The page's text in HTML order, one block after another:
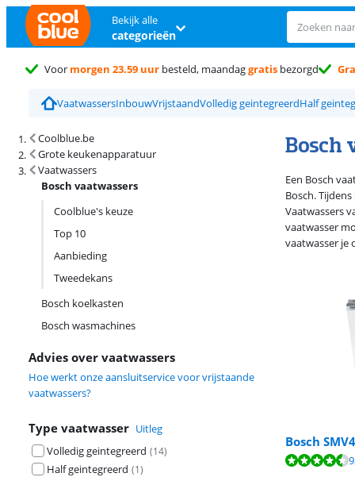
Bekijk alle
categorieën
Voor morgen 23.59 uur besteld, maandaggratis bezorgd
VaatwassersInbouwVrijstaandVolledig geintegreerdHalf
Coolblue.be
Grote keukenapparatuur
Vaatwassers
Bosch vaatwassers
Coolblue's keuze
Top 10
Aanbieding
Tweedekans
Bosch koelkasten
Bosch wasmachines
Advies over vaatwassers
Hoe werkt onze aansluitservice voor vrijstaande
vaatwassers?
Type vaatwasser Uitleg
Volledig geintegreerd (14)
Half geintegreerd (1)
Bosch
Zoekresultaten en sortering
Een Bosch
Bosch.
Vaatwassers
vaatwasser
vaatwasser je
Bosch
Beoordeling is